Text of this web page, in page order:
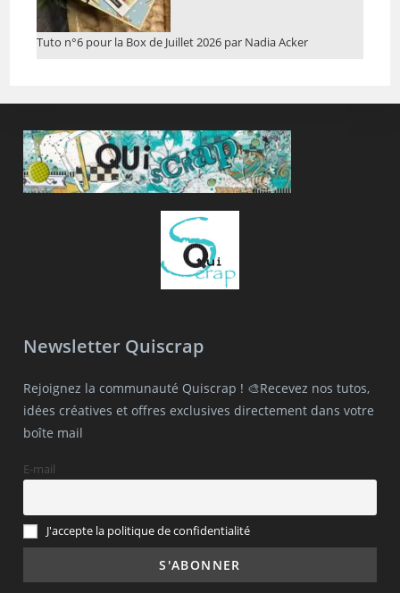
Tuto n°6 pour la Box de Juillet 2026 par Nadia Acker
Newsletter Quiscrap
Rejoignez la communauté Quiscrap ! 🎨Recevez nos tutos,
idées créatives et offres exclusives directement dans votre
boîte mail
E-mail
J'accepte la politique de confidentialité